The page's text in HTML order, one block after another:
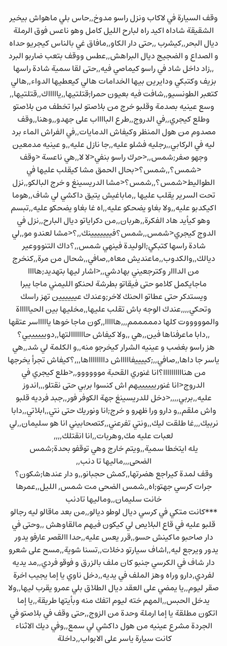
وقف السيارة في لاكاب ونزل راسو مدوخ,,حاس بلي ماهواش بيخير
الشقيقة شاداه اكيد راه لبارح الليل كامل وهو ناعس فوق الرملة
ديال البحر,,كيشرب ,,حتى دار الكاو,,مافاق غي بالناس كيجريو حداه
و الصداع و الضجيج ديال البراهش,,عطس ووقف بتعب ضاربو البرد
,,زاد داخل شاد في راسو كيماصي فيه,,حتى لقا سمية شادة راسها
بزيف وكتبكي ودايرين بيها الخدامات هالي كيعطيها الدواء,,هالي
كتعبر الطونسيو,,شافت فيه بعيون حمرا;قتلتيها,,ياااااك,,قتلتيها,,
وسع عينيه بصدمة وقلبو خرج من بلاصتو لبرا تخطف من بلاصتو
وطلع كيجري,,في الدروج,,طرع البااااب على جهدو,,وهنا,,وقف
مصدوم من هول المنظر وكيفاش الدمايات,,في الفراش الماء برد
ليه في الركابي,,رجليه فشلو عليه,,جا نازل عليه,,و عينيه مدمعين
وجهو صفر;شمس,,<حرك راسو بنفي<لا لا,,هي ناعسة <وقف
<شمس؟,,شمس؟<بحال الحمق مشا كيقلب عليها في
الطواليط<شمس؟,,شمس؟<مشا الدريسينغ و خرج البالكو,,نزل
تحت السرير يقلب عليها ,,ماباغيش يتيق داكشي لي شاف,,هوما
اكيكدبو عليه,,ولا بغاو يضحكو عليه,,اه غا بغاو يضحكو عليه,,تبسم
وهو كيأيد هاد الفكرة,,هربان,,من دكراياتو ديال البارح,,نزل في
الدوج كيجري<شمس,,شمس؟فييييييينك,,؟<مشا لعندو مو,,لي
شادة راسها كتبكي;الوليدة فينهي شمس,,؟داك التنوووعير
ديالك,,والكدوب,,ماعنديش معاه,,صافي,,شحال من مرة,,كنخرج
من الدااار وكترجعيني بهادشي,,<اشار ليها بتهديد;هاااا
ماجايكمل كلامو حتى فيقاتو بطرشة لحنكو الليمني ماجا يبرا
ويستدكر حتى عطاتو الحنك لاخر;وعندك عيييييين تهز راسك
وتحكي,,,,عندك الوجه باش تقلب عليها,,مخليها بين الحياااااة
والموووووت كلها دمممممم,,,هااااا,,كون ماجا خوها ياااااسر عتقها
,,دابا ماعرفناها فين,,هي ,,ولا كيفاش حااااااالتها,,دوييييييي؟
هز راسو بغضب و عينيه الشرار كيخرجو منه,,و الكلمة لي شد,,هي
ياسر جا داها,,صافي,,;كييييفاااااش دااااااااها,,,؟كيفاش تجرأ يخرجها
من هناااااااااا؟انا غنوري القحبة موووووو,,<طلع كيجري في
الدروج<انا غنورييييييهم اش كنسوا بربي حتى نقتلو,,,اندوز
عليه,,بربي,,,,<دخل للدريسينغ جهة الكوفر فور,,جبد فرديه قلبو
واش ملقم,,و دارو ورا ظهرو و خرج;انا ونوريك حتى نتي,,ابلاتي,,دابا
نربيك,,,غا طلقت ليك,,ونتي تفرعني,,كتصحابيني انا هو سليمان,,لي
لعبات عليه مك,وهربات,,انا انقتلك,,,,
يله ايتخطا سمية,,ويتم خارج وهي توقفو بحدة;شمس
الضحى,,,ماليها تا دنب,,
وقف لمدة كيراجع هضرتها,,كمش حجبانو,,و دار عندها;شكون؟
جرات كرسي جهتو;اه,,شمس الضحى مت شمس, الليل,,عمرها
خانت سليمان,,وماليها تادنب
***كانت متكي في كرسي ديال لوطو ديالو,,من بعد ماقالو ليه رجالو
قلبو عليه في قاع البلايص لي كيكون فيهم مالقاوهش ,,وحتى في
دار صاحبو ماكينش حسو,,قرر يعس عليه,,حدا االقصر عارفو يدور
يدور ويرجع ليه,,اشاف سيارتو دخلات,,تسنا شوية,,مسح على شعرو
دار شاف في الكرسي جنبو كان ملف بالزرق و فوقو فردي,,مد يديه
لفردي,دارو وراه وهز الملف في يديه,,دخل ناوي يا إما يجيب اخرة
صقر ليوم,,يا يمضي على العقد ديال الطلاق بلي عمرو يقرب ليها,,ولا
يدخل الحبس,,المهم خته ليوم اتفك منه وبأيتها طريقة,,يا إما
اتكون مطلقة يا إما ارملة وحدة من الزوج,,حتى وقف في بلاصتو في
الجردة مشرع عينيه من هول داكشي لي سمع,,وفي ديك الاثناء
كانت سيارة ياسر على الابواب,,داخلة